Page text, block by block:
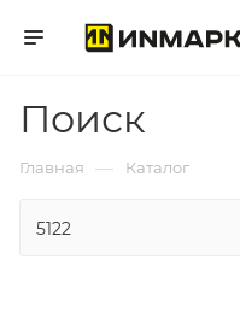
Поиск
Главная — Каталог